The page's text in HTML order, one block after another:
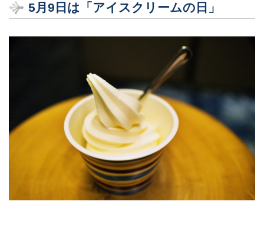
5月9日は「アイスクリームの日」